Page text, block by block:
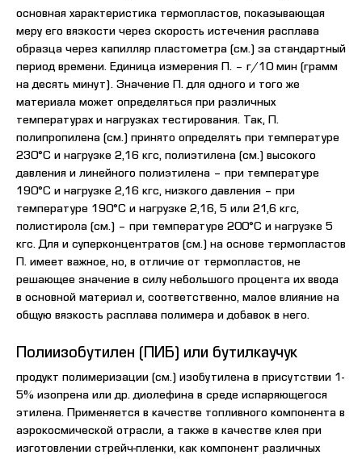
основная характеристика термопластов, показывающая
меру его вязкости через скорость истечения расплава
образца через капилляр пластометра (см.) за стандартный
период времени. Единица измерения П. – г/10 мин (грамм
на десять минут). Значение П. для одного и того же
материала может определяться при различных
температурах и нагрузках тестирования. Так, П.
полипропилена (см.) принято определять при температуре
230°С и нагрузке 2,16 кгс, полиэтилена (см.) высокого
давления и линейного полиэтилена – при температуре
190°С и нагрузке 2,16 кгс, низкого давления – при
температуре 190°С и нагрузке 2,16, 5 или 21,6 кгс,
полистирола (см.) – при температуре 200°С и нагрузке 5
кгс. Для и суперконцентратов (см.) на основе термопластов
П. имеет важное, но, в отличие от термопластов, не
решающее значение в силу небольшого процента их ввода
в основной материал и, соответственно, малое влияние на
общую вязкость расплава полимера и добавок в него.
Полиизобутилен (ПИБ) или бутилкаучук
продукт полимеризации (см.) изобутилена в присутствии 1-
5% изопрена или др. диолефина в среде испаряющегося
этилена. Применяется в качестве топливного компонента в
аэрокосмической отрасли, а также в качестве клея при
изготовлении стрейч-пленки, как компонент различных